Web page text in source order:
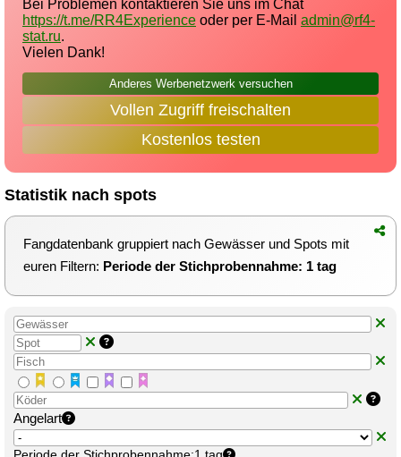
Bei Problemen kontaktieren Sie uns im Chat
https://t.me/RR4Experience oder per E-Mail admin@rf4-
stat.ru.
Vielen Dank!
Anderes Werbenetzwerk versuchen
Vollen Zugriff freischalten
Kostenlos testen
Statistik nach spots
Fangdatenbank gruppiert nach Gewässer und Spots mit
euren Filtern: Periode der Stichprobennahme: 1 tag
Angelart